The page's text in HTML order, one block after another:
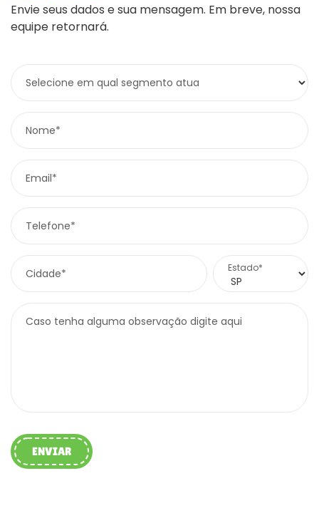
Envie seus dados e sua mensagem. Em breve, nossa
equipe retornará.
Selecione em qual segmento atua
Nome*
Email*
Telefone*
Cidade* Estado*
Caso tenha alguma observação digite aqui
ENVIAR